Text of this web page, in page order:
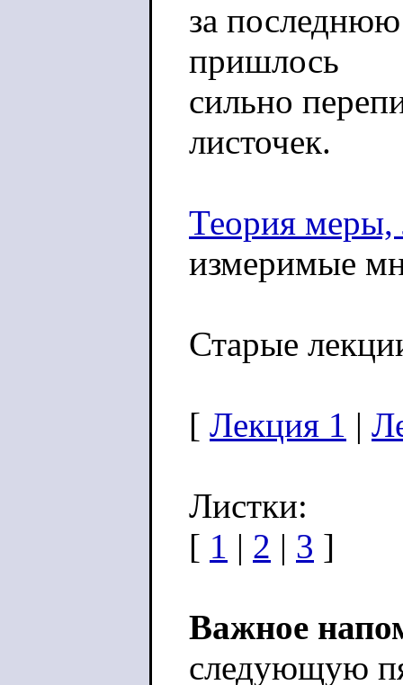
за
пришлось
сильно
листочек.
Теория меры,
измеримые
Старые
[ Лекция 1 |
Листки:
[ 1 | 2 | 3 ]
Важное
следующую